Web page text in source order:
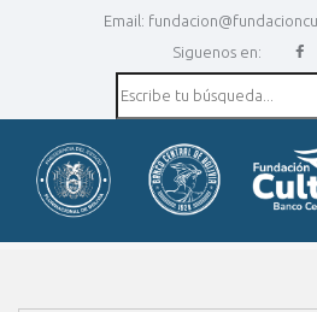
Email:
Siguenos en: